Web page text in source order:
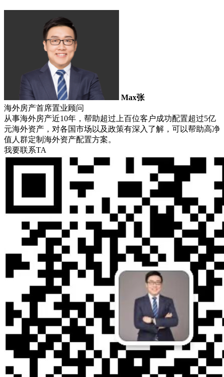
Max张
海外房产首席置业顾问
从事海外房产近10年，帮助超过上百位客户成功配置超过5亿
元海外资产，对各国市场以及政策有深入了解，可以帮助高净
值人群定制海外资产配置方案。
我要联系TA